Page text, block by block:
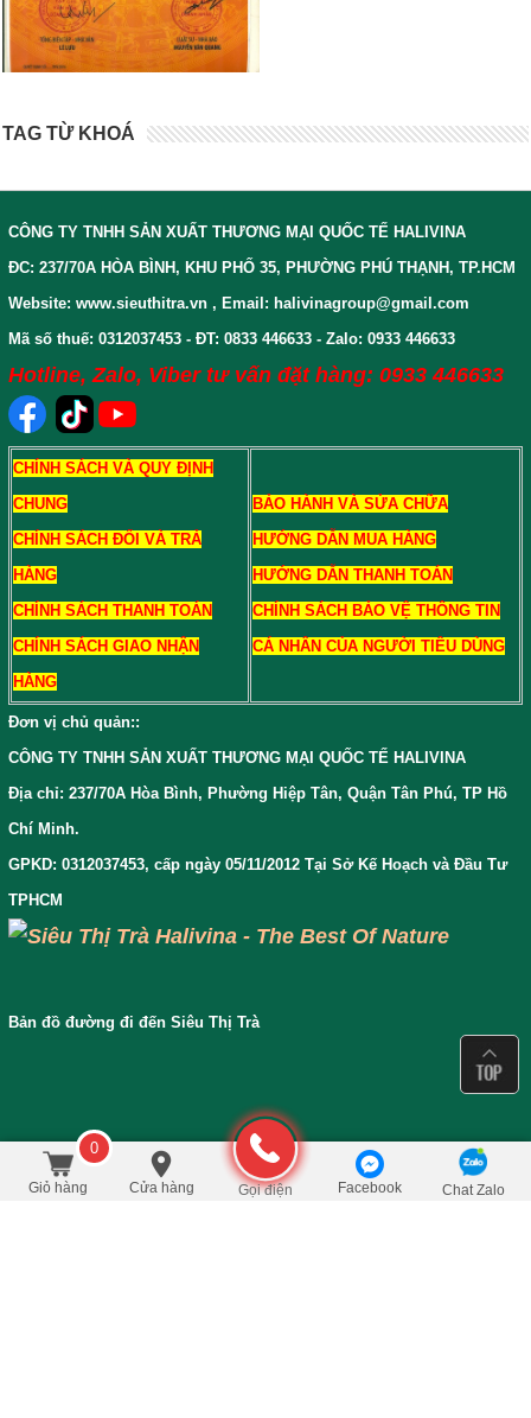
600.000 450.000 /Cái Đặt mua
TAG TỪ KHOÁ
CÔNG TY TNHH SẢN XUẤT THƯƠNG MẠI QUỐC TẾ HALIVINA
ĐC: 237/70A HÒA BÌNH, KHU PHỐ 35, PHƯỜNG PHÚ THẠNH, TP.HCM
Website: www.sieuthitra.vn , Email: halivinagroup@gmail.com
Mã số thuế: 0312037453 - ĐT: 0833 446633 - Zalo: 0933 446633
Hotline, Zalo, Viber tư vấn đặt hàng: 0933 446633
CHÍNH SÁCH VÀ QUY ĐỊNH
CHUNG
CHÍNH SÁCH ĐỔI VÀ TRẢ
HÀNG
CHÍNH SÁCH THANH TOÁN
CHÍNH SÁCH GIAO NHẬN
HÀNG
BẢO HÀNH VÀ SỬA CHỮA
HƯỚNG DẪN MUA HÀNG
HƯỚNG DẪN THANH TOÁN
CHÍNH SÁCH BẢO VỆ THÔNG TIN
CÁ NHÂN CỦA NGƯỜI TIÊU DÙNG
Đơn vị chủ quản::
CÔNG TY TNHH SẢN XUẤT THƯƠNG MẠI QUỐC TẾ HALIVINA
Địa chỉ: 237/70A Hòa Bình, Phường Hiệp Tân, Quận Tân Phú, TP Hồ
Chí Minh.
GPKD: 0312037453, cấp ngày 05/11/2012 Tại Sở Kế Hoạch và Đầu Tư
TPHCM
Bản đồ đường đi đến Siêu Thị Trà
0
Giỏ hàng Cửa hàng Gọi điện Facebook Chat Zalo